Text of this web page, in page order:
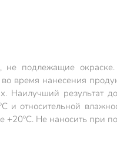
не подлежащие
время нанесения
Наилучший результат
относительной
+20ºС. Не наносить при